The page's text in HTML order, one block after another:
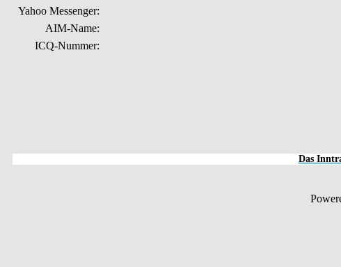
Yahoo Messenger:
AIM-Name:
ICQ-Nummer:
Das